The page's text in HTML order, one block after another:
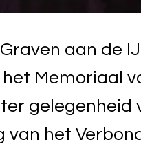
aan de
Memoriaal
gelegenheid
van het